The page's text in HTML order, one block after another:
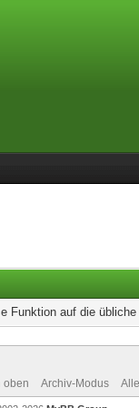
Funktion auf die
oben Archiv-Modus